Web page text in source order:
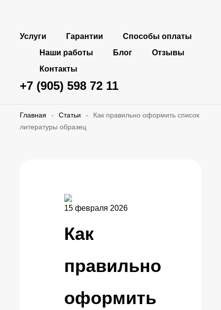
Услуги Гарантии
Способы оплаты
Наши работы
Блог
Отзывы
Контакты
+7 (905) 598 72 11
Главная - Статьи -
Как правильно оформить список
литературы образец
15 февраля 2026
Как
правильно
оформить